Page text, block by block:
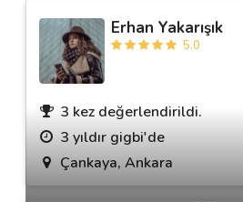
Erhan Yakarışık
5.0
3 kez değerlendirildi.
3 yıldır gigbi'de
Çankaya, Ankara